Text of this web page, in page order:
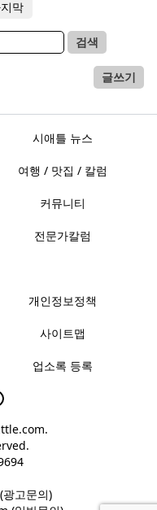
막
검색
글쓰기
시애틀 뉴스
여행 / 맛집 / 칼럼
커뮤니티
전문가칼럼
개인정보정책
사이트맵
업소록 등록
.
고문의)